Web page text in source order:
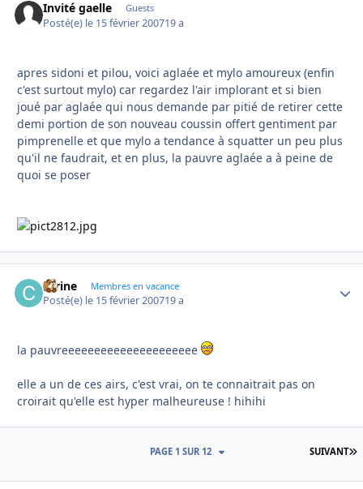
Invité gaelle Guests
Posté(e) le 15 février 200719 a
apres sidoni et pilou, voici aglaée et mylo amoureux (enfin
c'est surtout mylo) car regardez l'air implorant et si bien
joué par aglaée qui nous demande par pitié de retirer cette
demi portion de son nouveau coussin offert gentiment par
pimprenelle et que mylo a tendance à squatter un peu plus
qu'il ne faudrait, et en plus, la pauvre aglaée a à peine de
quoi se poser
carine Membres en vacance
Posté(e) le 15 février 200719 a
la pauvreeeeeeeeeeeeeeeeeeeee
elle a un de ces airs, c'est vrai, on te connaitrait pas on
croirait qu'elle est hyper malheureuse ! hihihi
SUIVANT
PAGE 1 SUR 12